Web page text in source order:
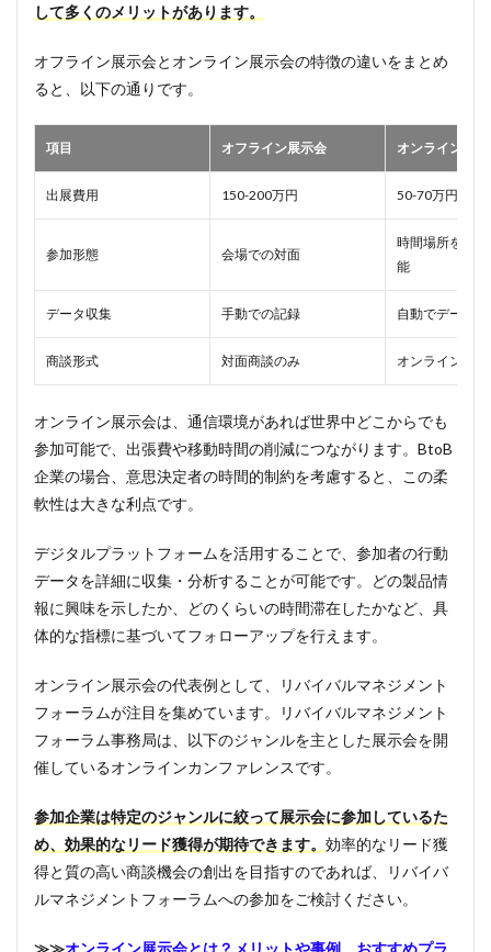
して多くのメリットがあります。
オフライン展示会とオンライン展示会の特徴の違いをまとめ
ると、以下の通りです。
項目 オフライン展示会 オンライン展
出展費用 150-200万円 50-70万円
参加形態 会場での対面
時間場所を問
能
データ収集 手動での記録 自動でデータ
商談形式 対面商談のみ オンライン商
オンライン展示会は、通信環境があれば世界中どこからでも
参加可能で、出張費や移動時間の削減につながります。BtoB
企業の場合、意思決定者の時間的制約を考慮すると、この柔
軟性は大きな利点です。
デジタルプラットフォームを活用することで、参加者の行動
データを詳細に収集・分析することが可能です。どの製品情
報に興味を示したか、どのくらいの時間滞在したかなど、具
体的な指標に基づいてフォローアップを行えます。
オンライン展示会の代表例として、リバイバルマネジメント
フォーラムが注目を集めています。リバイバルマネジメント
フォーラム事務局は、以下のジャンルを主とした展示会を開
催しているオンラインカンファレンスです。
参加企業は特定のジャンルに絞って展示会に参加しているた
め、効果的なリード獲得が期待できます。 効率的なリード獲
得と質の高い商談機会の創出を目指すのであれば、リバイバ
ルマネジメントフォーラムへの参加をご検討ください。
≫≫オンライン展示会とは？メリットや事例、おすすめプラ